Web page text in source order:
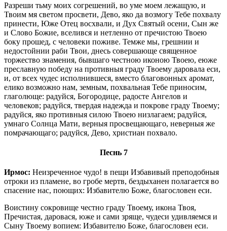
Разреши тьму моих согрешений, во уме моем лежащую, и
Твоим мя светом просвети, Дево, яко да возмогу Тебе похвалу
принести, Юже Отец восхвали, и Дух Святый осени, Сын же
и Слово Божие, вселився и нетленно от пречистою Твоею
боку прошед, с человеки поживе. Темже мы, грешнии и
недостойнии раби Твои, днесь совершающе священное
торжество знамения, бывшаго честною иконою Твоею, еюже
преславную победу на противныя граду Твоему даровала еси,
и, от всех чудес исполнившеся, вместо благовонных аромат,
елико возможно нам, земным, похвальная Тебе приносим,
глаголюще: радуйся, Богородице, радосте Ангелов и
человеков; радуйся, твердая надежда и покрове граду Твоему;
радуйся, яко противныя силою Твоею низлагаем; радуйся,
умнаго Солнца Мати, верныя просвещающаго, неверныя же
помрачающаго; радуйся, Дево, христиан похвало.
Песнь 7
Ирмос: Неизреченное чудо! в пещи Избавивый преподобныя
отроки из пламене, во гробе мертв, бездыханен полагается во
спасение нас, поющих: Избавителю Боже, благословен еси.
Воистину сокровище честно граду Твоему, икона Твоя,
Пречистая, даровася, юже и сами зряще, чудеси удивляемся и
Сыну Твоему вопием: Избавителю Боже, благословен еси.